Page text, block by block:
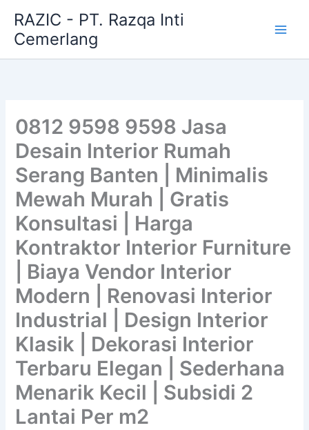
content
RAZIC - PT. Razqa Inti
Cemerlang
0812 9598 9598 Jasa
Desain Interior Rumah
Serang Banten | Minimalis
Mewah Murah | Gratis
Konsultasi | Harga
Kontraktor Interior Furniture
| Biaya Vendor Interior
Modern | Renovasi Interior
Industrial | Design Interior
Klasik | Dekorasi Interior
Terbaru Elegan | Sederhana
Menarik Kecil | Subsidi 2
Lantai Per m2